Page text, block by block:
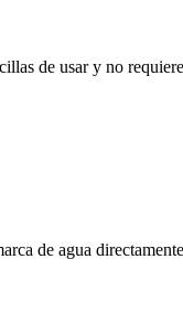
de usar y no
de agua